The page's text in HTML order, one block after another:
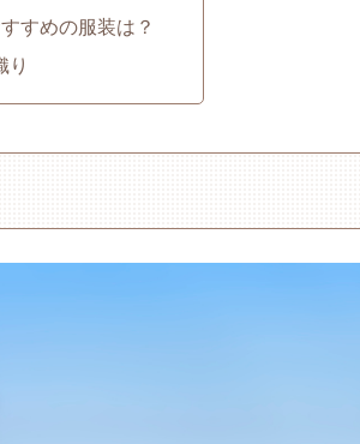
すめの服装は？
り